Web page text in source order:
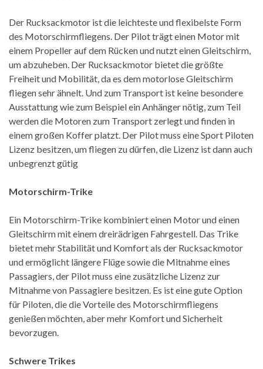
Der Rucksackmotor ist die leichteste und flexibelste Form
des Motorschirmfliegens. Der Pilot trägt einen Motor mit
einem Propeller auf dem Rücken und nutzt einen Gleitschirm,
um abzuheben. Der Rucksackmotor bietet die größte
Freiheit und Mobilität, da es dem motorlose Gleitschirm
fliegen sehr ähnelt. Und zum Transport ist keine besondere
Ausstattung wie zum Beispiel ein Anhänger nötig, zum Teil
werden die Motoren zum Transport zerlegt und finden in
einem großen Koffer platzt. Der Pilot muss eine Sport Piloten
Lizenz besitzen, um fliegen zu dürfen, die Lizenz ist dann auch
unbegrenzt gütig
Motorschirm-Trike
Ein Motorschirm-Trike kombiniert einen Motor und einen
Gleitschirm mit einem dreirädrigen Fahrgestell. Das Trike
bietet mehr Stabilität und Komfort als der Rucksackmotor
und ermöglicht längere Flüge sowie die Mitnahme eines
Passagiers, der Pilot muss eine zusätzliche Lizenz zur
Mitnahme von Passagiere besitzen. Es ist eine gute Option
für Piloten, die die Vorteile des Motorschirmfliegens
genießen möchten, aber mehr Komfort und Sicherheit
bevorzugen.
Schwere Trikes